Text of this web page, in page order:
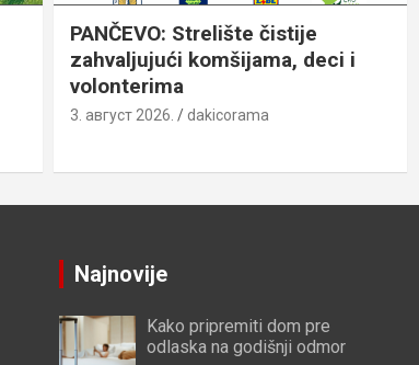
PANČEVO: Strelište čistije
zahvaljujući komšijama, deci i
volonterima
3. август 2026. dakicorama
Najnovije
Kako pripremiti dom pre
odlaska na godišnji odmor